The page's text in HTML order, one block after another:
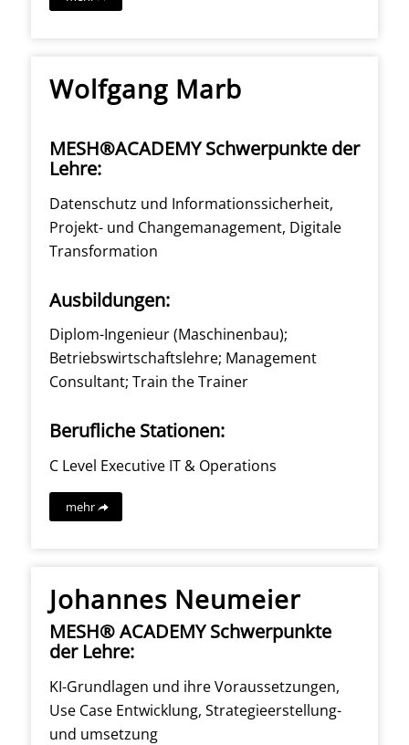
Wolfgang Marb
MESH®ACADEMY Schwerpunkte der
Lehre:
Datenschutz und Informationssicherheit,
Projekt- und Changemanagement, Digitale
Transformation
Ausbildungen:
Diplom-Ingenieur (Maschinenbau);
Betriebswirtschaftslehre; Management
Consultant; Train the Trainer
Berufliche Stationen:
C Level Executive IT & Operations
mehr
Johannes Neumeier
MESH® ACADEMY Schwerpunkte
der Lehre:
KI-Grundlagen und ihre Voraussetzungen,
Use Case Entwicklung, Strategieerstellung-
und umsetzung